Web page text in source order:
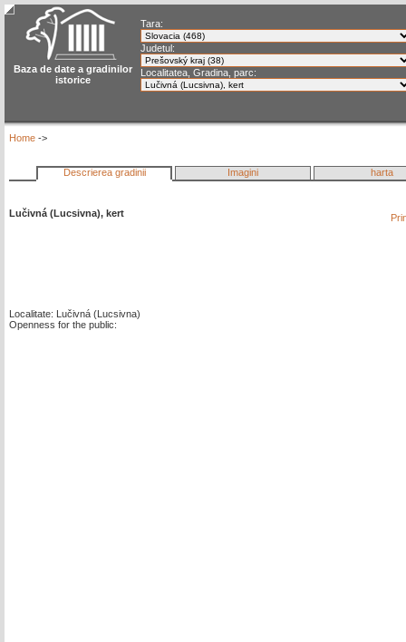
Baza de date a gradinilor
istorice
Tara:
Judetul:
Localitatea, Gradina, parc:
Home ->
Descrierea gradinii Imagini harta
Lučivná (Lucsivna), kert
Localitate: Lučivná (Lucsivna)
Openness for the public: